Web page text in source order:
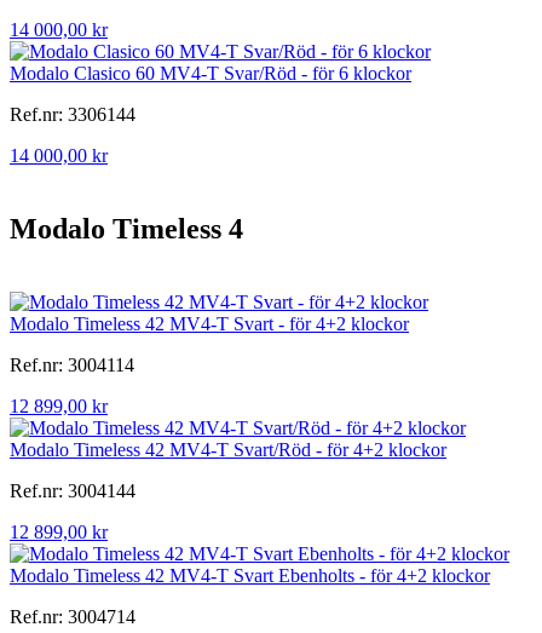
14 000,00 kr
Modalo Clasico 60 MV4-T Svar/Röd - för 6 klockor
Ref.nr: 3306144
14 000,00 kr
Modalo Timeless 4
Modalo Timeless 42 MV4-T Svart - för 4+2 klockor
Ref.nr: 3004114
12 899,00 kr
Modalo Timeless 42 MV4-T Svart/Röd - för 4+2 klockor
Ref.nr: 3004144
12 899,00 kr
Modalo Timeless 42 MV4-T Svart Ebenholts - för 4+2 klockor
Ref.nr: 3004714